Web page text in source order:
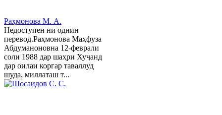
Раҳмонова М. А.
Недоступен ни однин
перевод.Раҳмонова Маҳфуза
Абдуманоновна 12-феврали
соли 1988 дар шаҳри Хуҷанд
дар оилаи коргар таваллуд
шуда, миллаташ т...